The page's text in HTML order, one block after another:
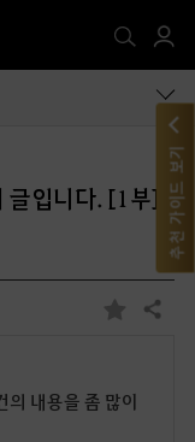
글입니다. [1부]
즐
기
공유하기
의 내용을 좀 많이
추천 가이드 보기